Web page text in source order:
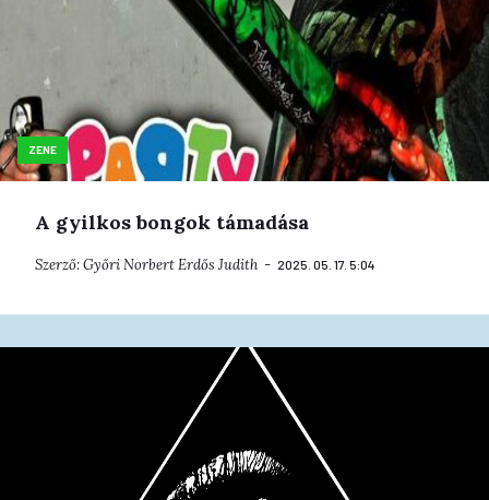
ZENE
A gyilkos bongok támadása
Szerző:Győri NorbertErdős Judith 2025. 05. 17. 5:04